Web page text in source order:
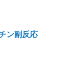
ン副反応